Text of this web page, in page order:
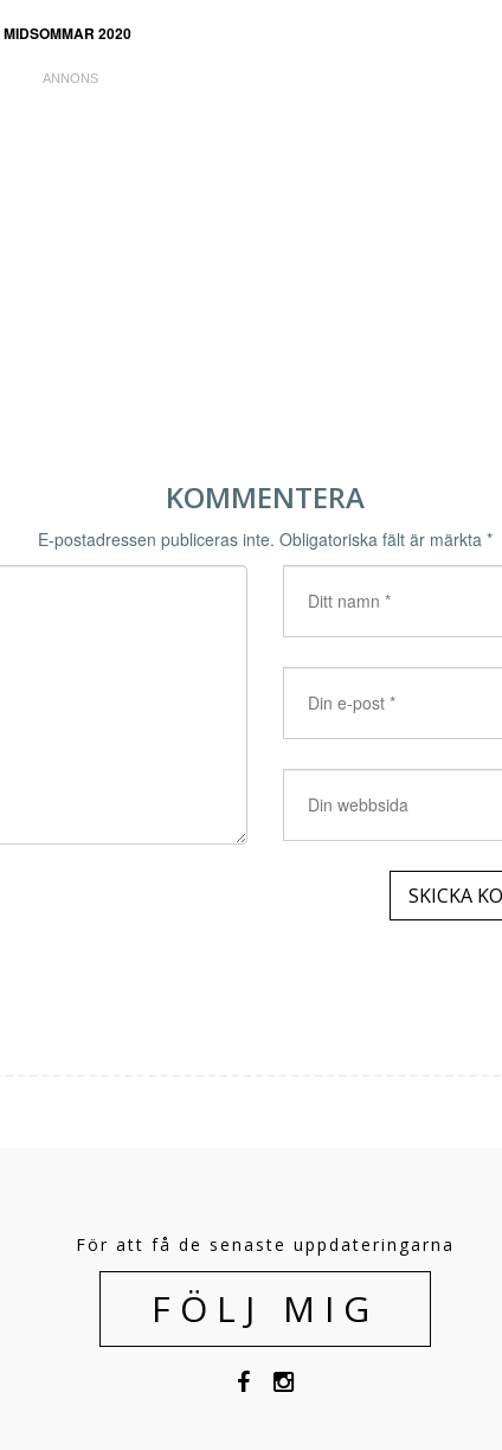
MIDSOMMAR 2020
KOMMENTERA
E-postadressen publiceras inte. Obligatoriska fält är märkta *
För att få de senaste uppdateringarna
FÖLJ MIG